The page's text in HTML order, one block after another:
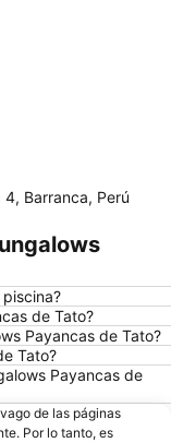
Barranca, Perú
de Tato?
Payancas de Tato?
Tato?
Payancas de
de las páginas
Por lo tanto, es